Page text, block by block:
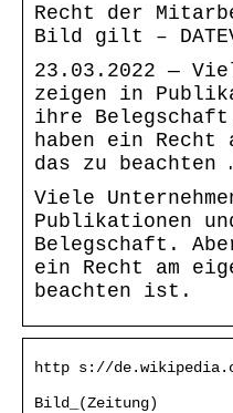
Recht der
Bild gilt – DATEV
23.03.2022 —
zeigen in
ihre
haben ein Recht
das zu beachten
Viele
Publikationen
Belegschaft.
ein Recht am
beachten ist.
http s://
Bild_(Zeitung)